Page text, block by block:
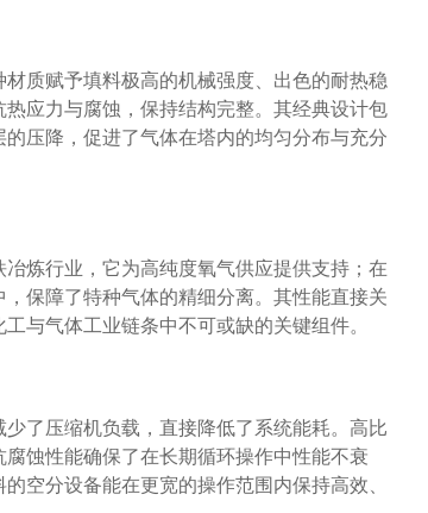
质赋予填料极高的机械强度、出色的耐热稳
应力与腐蚀，保持结构完整。其经典设计包
压降，促进了气体在塔内的均匀分布与充分
炼行业，它为高纯度氧气供应提供支持；在
保障了特种气体的精细分离。其性能直接关
与气体工业链条中不可或缺的关键组件。
了压缩机负载，直接降低了系统能耗。高比
蚀性能确保了在长期循环操作中性能不衰
空分设备能在更宽的操作范围内保持高效、